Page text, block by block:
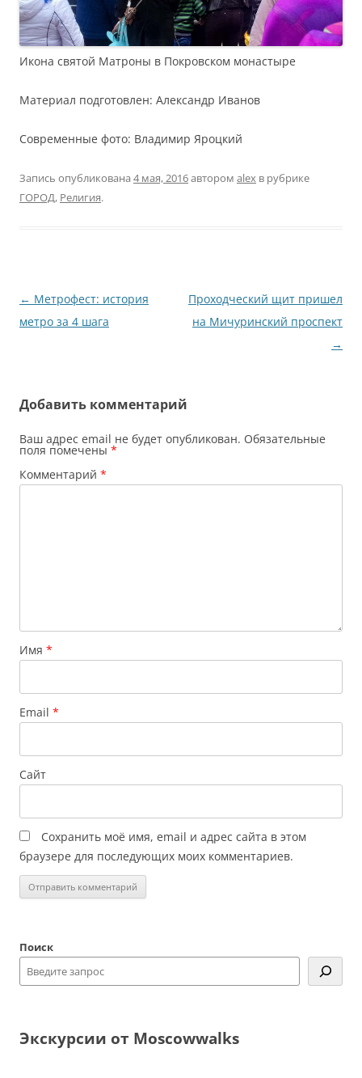
Икона святой Матроны в Покровском монастыре
Материал подготовлен: Александр Иванов
Современные фото: Владимир Яроцкий
Запись опубликована 4 мая, 2016автором alex в рубрике
ГОРОД, Религия.
Навигация
по
← Метрофест: история
метро за 4 шага
Проходческий щит пришел
на Мичуринский проспект
→
Добавить комментарий
Ваш адрес email не будет опубликован. Обязательные
поля помечены *
Комментарий *
Имя *
Email *
Сайт
Сохранить моё имя, email и адрес сайта в этом
браузере для последующих моих комментариев.
Поиск
Экскурсии от Moscowwalks